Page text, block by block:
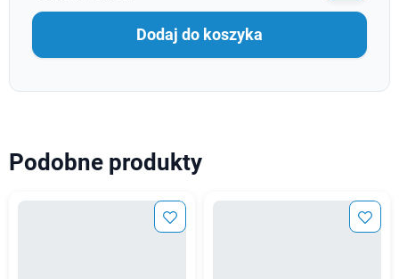
Dodaj do koszyka
Podobne produkty